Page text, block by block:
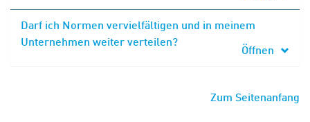
Darf ich Normen vervielfältigen und in meinem
Unternehmen weiter verteilen?
Öffnen
Zum Seitenanfang